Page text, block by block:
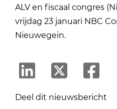
ALV en fiscaal congres
vrijdag 23 januari NBC
Nieuwegein.
Deel dit nieuwsbericht